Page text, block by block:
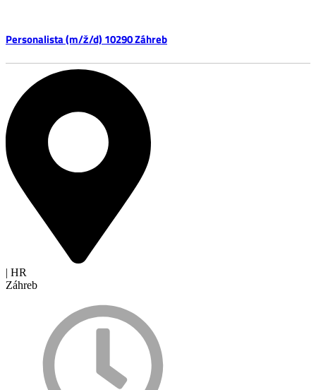
Personalista (m/ž/d) 10290 Záhreb
| HR
Záhreb